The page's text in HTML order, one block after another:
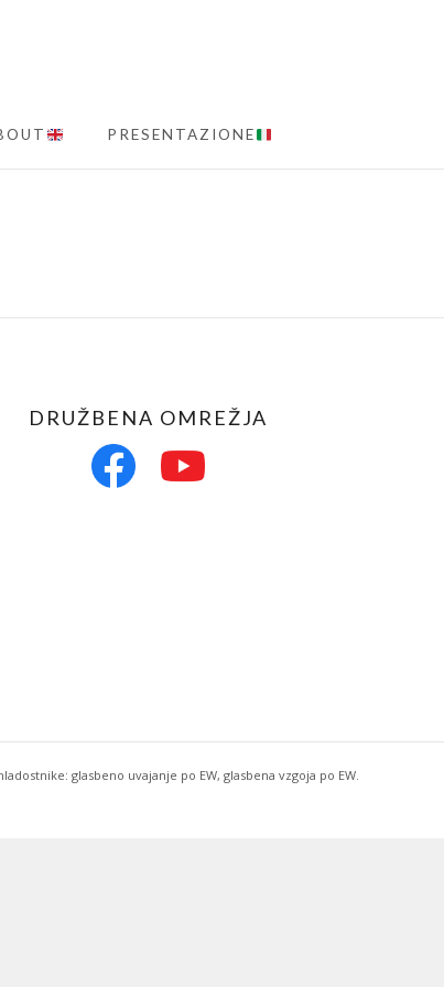
PRESENTAZIONE
DRUŽBENA OMREŽJA
glasbeno uvajanje po EW, glasbena vzgoja po EW.